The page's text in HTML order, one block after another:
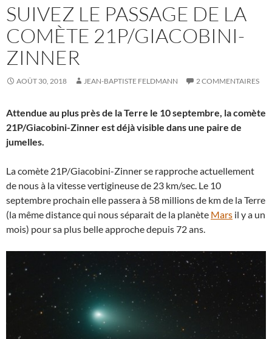
SUIVEZ LE PASSAGE DE LA
COMÈTE 21P/GIACOBINI-
ZINNER
AOÛT 30, 2018 JEAN-BAPTISTE FELDMANN 2 COMMENTAIRES
Attendue au plus près de la Terre le 10 septembre, la comète
21P/Giacobini-Zinner est déjà visible dans une paire de
jumelles.
La comète 21P/Giacobini-Zinner se rapproche actuellement
de nous à la vitesse vertigineuse de 23 km/sec. Le 10
septembre prochain elle passera à 58 millions de km de la Terre
(la même distance qui nous séparait de la planète Mars il y a un
mois) pour sa plus belle approche depuis 72 ans.